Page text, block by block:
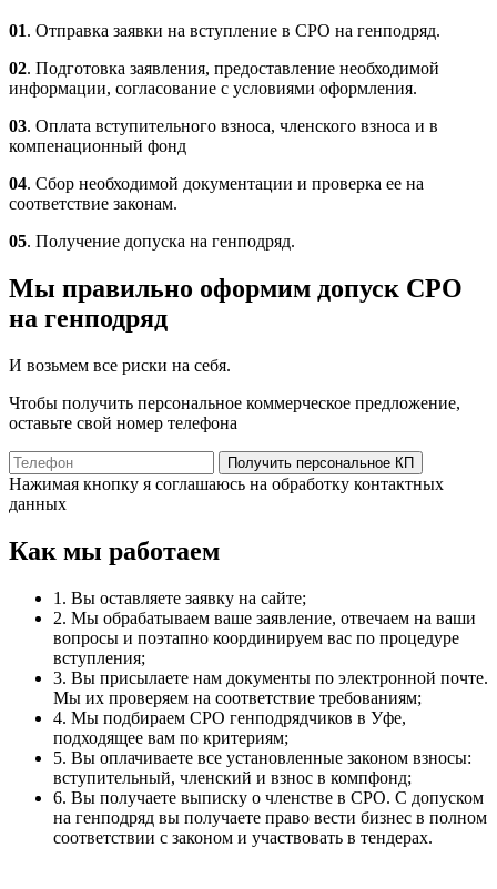
01. Отправка заявки на вступление в СРО на генподряд.
02. Подготовка заявления, предоставление необходимой
информации, согласование с условиями оформления.
03. Оплата вступительного взноса, членского взноса и в
компенационный фонд
04. Сбор необходимой документации и проверка ее на
соответствие законам.
05. Получение допуска на генподряд.
Мы правильно оформим допуск СРО
на генподряд
И возьмем все риски на себя.
Чтобы получить персональное коммерческое предложение,
оставьте свой номер телефона
Получить персональное КП
Нажимая кнопку я соглашаюсь на обработку контактных
данных
Как мы работаем
1. Вы оставляете заявку на сайте;
2. Мы обрабатываем ваше заявление, отвечаем на ваши
вопросы и поэтапно координируем вас по процедуре
вступления;
3. Вы присылаете нам документы по электронной почте.
Мы их проверяем на соответствие требованиям;
4. Мы подбираем СРО генподрядчиков в Уфе,
подходящее вам по критериям;
5. Вы оплачиваете все установленные законом взносы:
вступительный, членский и взнос в компфонд;
6. Вы получаете выписку о членстве в СРО. С допуском
на генподряд вы получаете право вести бизнес в полном
соответствии с законом и участвовать в тендерах.